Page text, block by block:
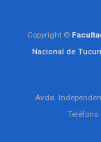
Copyright ©
Nacional de
Avda.
Teléfono